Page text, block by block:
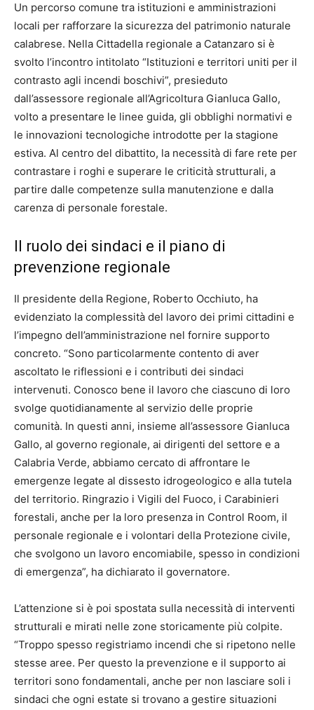
Un percorso comune tra istituzioni e amministrazioni
locali per rafforzare la sicurezza del patrimonio naturale
calabrese. Nella Cittadella regionale a Catanzaro si è
svolto l’incontro intitolato “Istituzioni e territori uniti per il
contrasto agli incendi boschivi”, presieduto
dall’assessore regionale all’Agricoltura Gianluca Gallo,
volto a presentare le linee guida, gli obblighi normativi e
le innovazioni tecnologiche introdotte per la stagione
estiva. Al centro del dibattito, la necessità di fare rete per
contrastare i roghi e superare le criticità strutturali, a
partire dalle competenze sulla manutenzione e dalla
carenza di personale forestale.
Il ruolo dei sindaci e il piano di
prevenzione regionale
Il presidente della Regione, Roberto Occhiuto, ha
evidenziato la complessità del lavoro dei primi cittadini e
l’impegno dell’amministrazione nel fornire supporto
concreto. “Sono particolarmente contento di aver
ascoltato le riflessioni e i contributi dei sindaci
intervenuti. Conosco bene il lavoro che ciascuno di loro
svolge quotidianamente al servizio delle proprie
comunità. In questi anni, insieme all’assessore Gianluca
Gallo, al governo regionale, ai dirigenti del settore e a
Calabria Verde, abbiamo cercato di affrontare le
emergenze legate al dissesto idrogeologico e alla tutela
del territorio. Ringrazio i Vigili del Fuoco, i Carabinieri
forestali, anche per la loro presenza in Control Room, il
personale regionale e i volontari della Protezione civile,
che svolgono un lavoro encomiabile, spesso in condizioni
di emergenza”, ha dichiarato il governatore.
L’attenzione si è poi spostata sulla necessità di interventi
strutturali e mirati nelle zone storicamente più colpite.
“Troppo spesso registriamo incendi che si ripetono nelle
stesse aree. Per questo la prevenzione e il supporto ai
territori sono fondamentali, anche per non lasciare soli i
sindaci che ogni estate si trovano a gestire situazioni